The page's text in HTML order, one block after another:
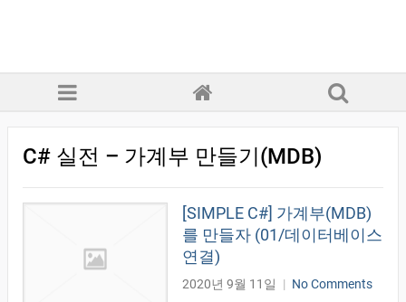
C# 실전 – 가계부 만들기(MDB)
[SIMPLE C#] 가계부(MDB)
를 만들자 (01/데이터베이스
연결)
2020년 9월 11일 | No Comments